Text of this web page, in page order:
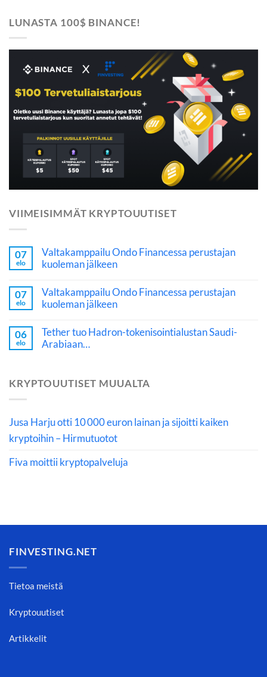
LUNASTA 100$ BINANCE!
VIIMEISIMMÄT KRYPTOUUTISET
07
elo
Valtakamppailu Ondo Financessa perustajan
kuoleman jälkeen
07
elo
Valtakamppailu Ondo Financessa perustajan
kuoleman jälkeen
06
elo
Tether tuo Hadron-tokenisointialustan Saudi-
Arabiaan…
KRYPTOUUTISET MUUALTA
Jusa Harju otti 10 000 euron lainan ja sijoitti kaiken
kryptoihin – Hirmutuotot
Fiva moittii kryptopalveluja
FINVESTING.NET
Tietoa meistä
Kryptouutiset
Artikkelit